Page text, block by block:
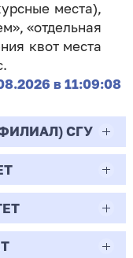
места),
«отдельная
квот места
в 11:09:08
СГУ